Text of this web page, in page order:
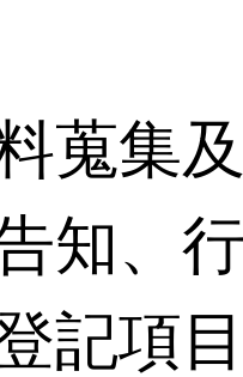
蒐集
知、
記項